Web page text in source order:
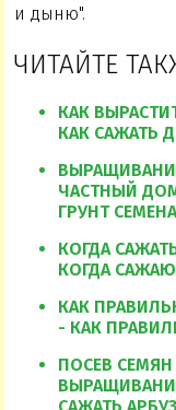
и дыню".
ЧИТАЙТЕ
КАК
КАК САЖАТЬ
ЧАСТНЫЙ
ГРУНТ
КОГДА
КОГДА
КАК
- КАК
ПОСЕВ СЕМЯН